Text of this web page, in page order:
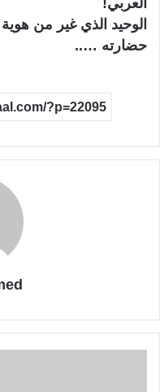
العربي!
الوحيد الذي غير من
حضارته …..